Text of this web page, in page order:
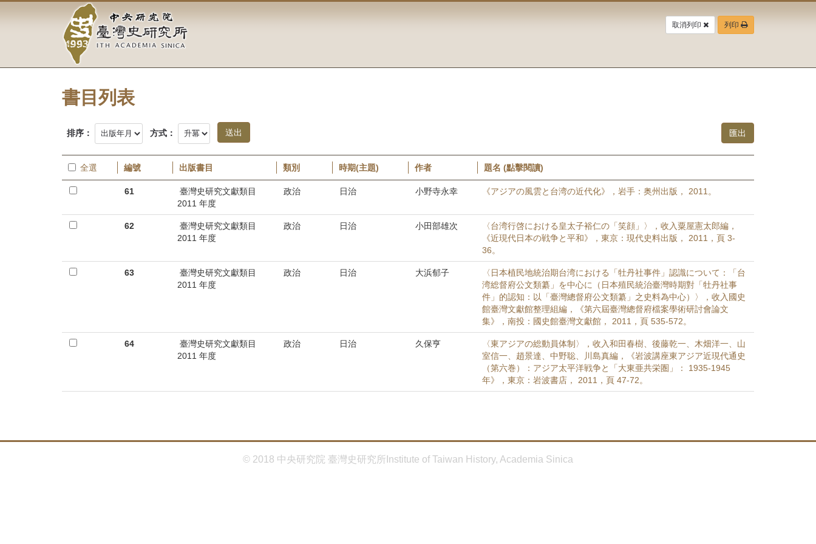
容
中
央
研
究
院-
臺
灣
史
研
究
首
取消列印 列印
書目列表
排序： 方式：
全選 編號 出版書目 類別 時期(主題) 作者 題名 (點擊閱讀)
61
臺灣史研究文獻類目
2011 年度
政治 日治 小野寺永幸 《アジアの風雲と台湾の近代化》，岩手：奥州出版， 2011。
62
臺灣史研究文獻類目
2011 年度
政治 日治 小田部雄次
〈台湾行啓における皇太子裕仁の「笑顔」〉，收入粟屋憲太郎編，
《近現代日本の戦争と平和》，東京：現代史料出版， 2011，頁 3-
36。
63
臺灣史研究文獻類目
2011 年度
政治 日治 大浜郁子
〈日本植民地統治期台湾における「牡丹社事件」認識について：「台
湾総督府公文類纂」を中心に（日本殖民統治臺灣時期對「牡丹社事
件」的認知：以「臺灣總督府公文類纂」之史料為中心）〉，收入國史
館臺灣文獻館整理組編，《第六屆臺灣總督府檔案學術研討會論文
集》，南投：國史館臺灣文獻館， 2011，頁 535-572。
64
臺灣史研究文獻類目
2011 年度
政治 日治 久保亨
〈東アジアの総動員体制〉，收入和田春樹、後藤乾一、木畑洋一、山
室信一、趙景達、中野聡、川島真編，《岩波講座東アジア近現代通史
（第六巻）：アジア太平洋戦争と「大東亜共栄圏」： 1935-1945
年》，東京：岩波書店， 2011，頁 47-72。
© 2018 中央研究院 臺灣史研究所Institute of Taiwan History, Academia Sinica